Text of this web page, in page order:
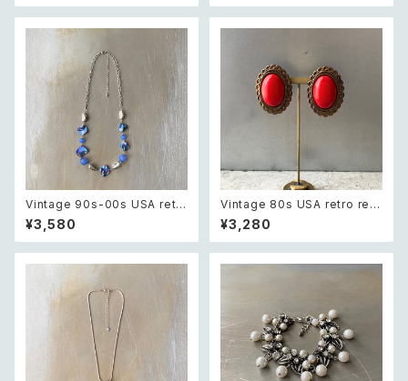
Vintage 90s-00s USA retr
o aurora blue shell beads
necklace レトロ アメリカ ヴィ
ンテージ アクセサリー オーロラ
¥3,580
Vintage 80s USA retro red
stone big earring レトロ ア
メリカ ヴィンテージ アクセサリ
ー レッド ストーン ビッグ イヤリ
¥3,280